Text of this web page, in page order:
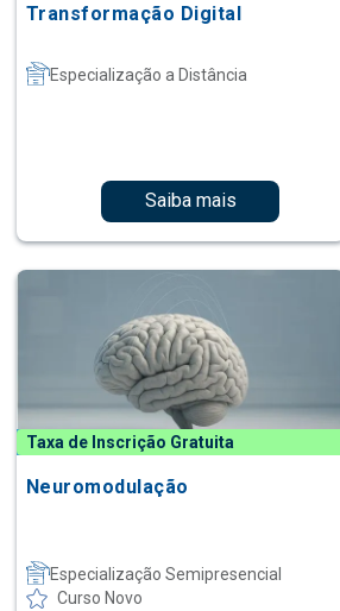
Transformação Digital
Especialização a Distância
Saiba mais
Taxa de Inscrição Gratuita
Neuromodulação
Especialização Semipresencial
Curso Novo